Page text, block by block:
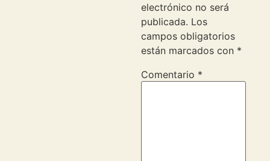
electrónico no será
publicada. Los
campos obligatorios
están marcados con *
Comentario *